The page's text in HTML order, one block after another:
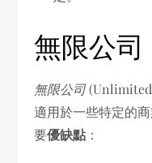
無限公司
無限公司(Unlimited
適用於一些特定的
要優缺點 ：